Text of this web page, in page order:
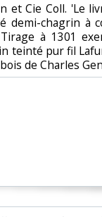
et Cie Coll. 'Le
demi-chagrin à
à 1301
teinté pur fil
de Charles